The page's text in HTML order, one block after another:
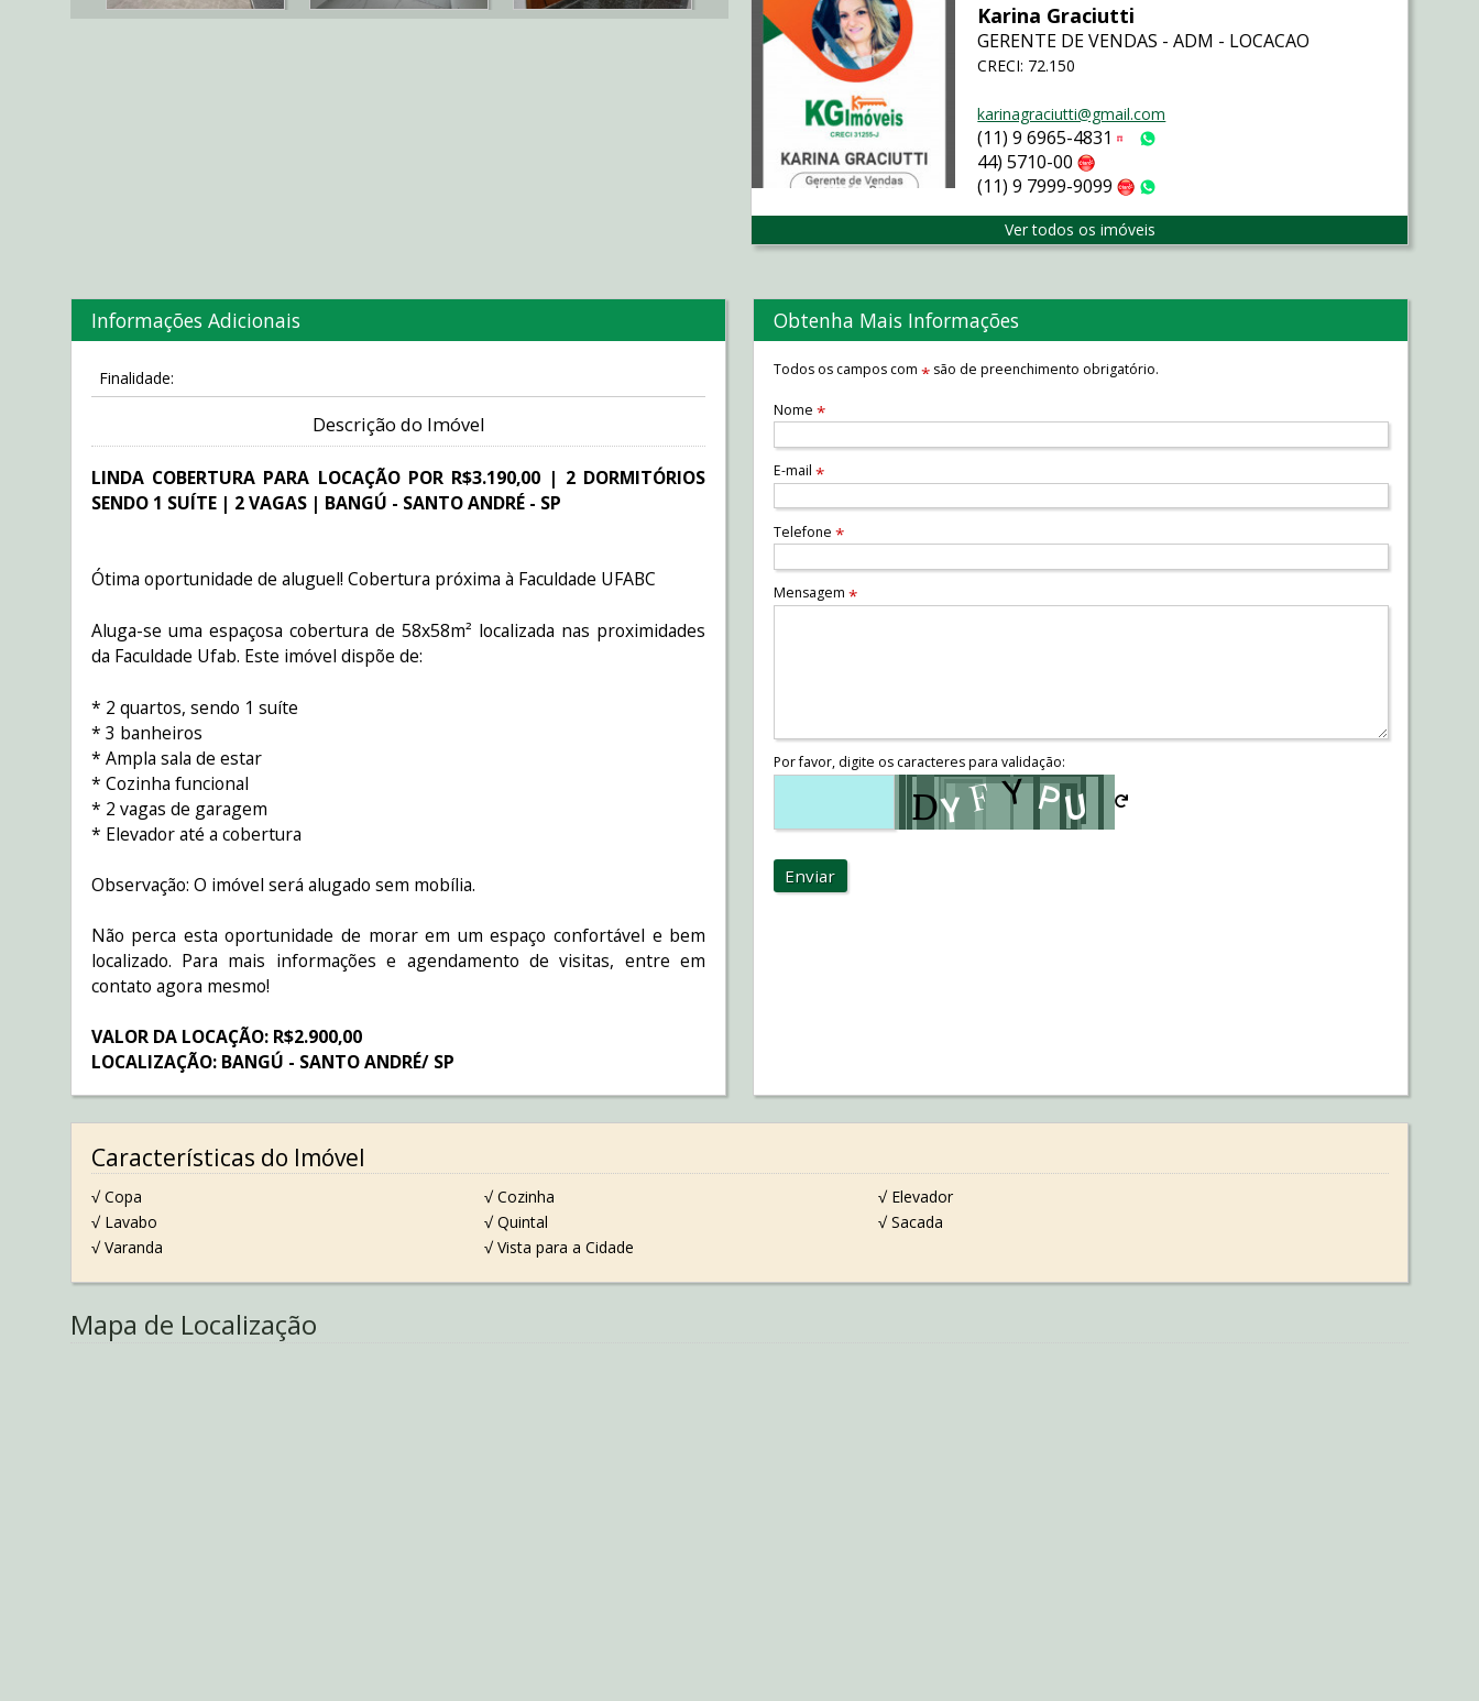
Karina Graciutti
GERENTE DE VENDAS - ADM - LOCACAO
CRECI: 72.150
karinagraciutti@gmail.com
(11) 9 6965-4831 Tim
44) 5710-00
(11) 9 7999-9099 Claro
Ver todos os imóveis
Informações Adicionais
Finalidade:
Descrição do Imóvel
LINDA COBERTURA PARA LOCAÇÃO POR R$3.190,00 | 2 DORMITÓRIOS
SENDO 1 SUÍTE | 2 VAGAS | BANGÚ - SANTO ANDRÉ - SP
Ótima oportunidade de aluguel! Cobertura próxima à Faculdade UFABC
Aluga-se uma espaçosa cobertura de 58x58m² localizada nas proximidades
da Faculdade Ufab. Este imóvel dispõe de:
* 2 quartos, sendo 1 suíte
* 3 banheiros
* Ampla sala de estar
* Cozinha funcional
* 2 vagas de garagem
* Elevador até a cobertura
Observação: O imóvel será alugado sem mobília.
Não perca esta oportunidade de morar em um espaço confortável e bem
localizado. Para mais informações e agendamento de visitas, entre em
contato agora mesmo!
VALOR DA LOCAÇÃO: R$2.900,00
LOCALIZAÇÃO: BANGÚ - SANTO ANDRÉ/ SP
Obtenha Mais Informações
Todos os campos com *são de preenchimento obrigatório.
Nome *
E-mail *
Telefone *
Mensagem *
Por favor, digite os caracteres para validação:
Enviar
Características do Imóvel
√ Copa √ Cozinha
√ Elevador
√ Lavabo
√ Quintal
√ Sacada
√ Varanda
√ Vista para a Cidade
Mapa de Localização